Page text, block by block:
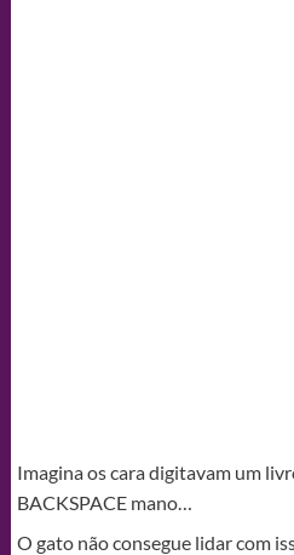
Imagina os cara digitavam um
BACKSPACE mano…
O gato não consegue lidar com